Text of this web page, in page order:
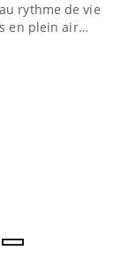
rythme de vie !
en plein air…